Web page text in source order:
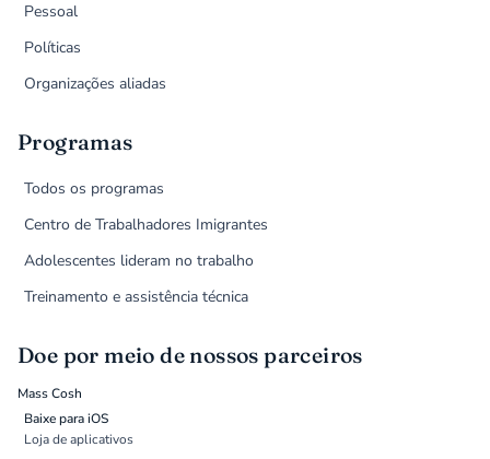
Pessoal
Políticas
Organizações aliadas
Programas
Todos os programas
Centro de Trabalhadores Imigrantes
Adolescentes lideram no trabalho
Treinamento e assistência técnica
Doe por meio de nossos parceiros
Mass Cosh
Baixe para iOS
Loja de aplicativos